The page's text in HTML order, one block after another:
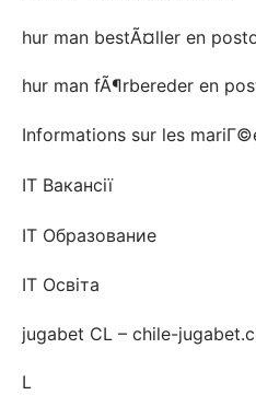
hur man bestÃ¤ller en
hur man fÃ¶rbereder en
Informations sur les
IT Вакансії
IT Образование
IT Освіта
jugabet CL – chile-
L